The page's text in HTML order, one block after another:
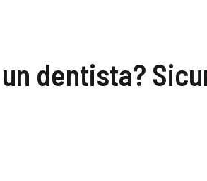
dentista?